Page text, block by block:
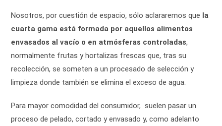
Nosotros, por cuestión de espacio, sólo aclararemos que la
cuarta gama está formada por aquellos alimentos
envasados al vacío o en atmósferas controladas,
normalmente frutas y hortalizas frescas que, tras su
recolección, se someten a un procesado de selección y
limpieza donde también se elimina el exceso de agua.
Para mayor comodidad del consumidor, suelen pasar un
proceso de pelado, cortado y envasado y, como adelanto